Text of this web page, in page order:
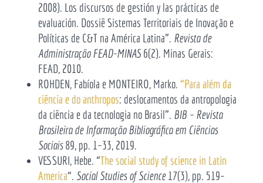
2008). Los discursos de gestión y las prácticas de
evaluación. Dossiê Sistemas Territoriais de Inovação e
Políticas de C&T na América Latina”. Revista de
Administração FEAD-MINAS 6(2). Minas Gerais:
FEAD, 2010.
ROHDEN, Fabíola e MONTEIRO, Marko. “Para além da
ciência e do anthropos: deslocamentos da antropologia
da ciência e da tecnologia no Brasil”. BIB – Revista
Brasileira de Informação Bibliográfica em Ciências
Sociais89, pp. 1–33, 2019.
VESSURI, Hebe. “The social study of science in Latin
America“. Social Studies of Science17(3), pp. 519–